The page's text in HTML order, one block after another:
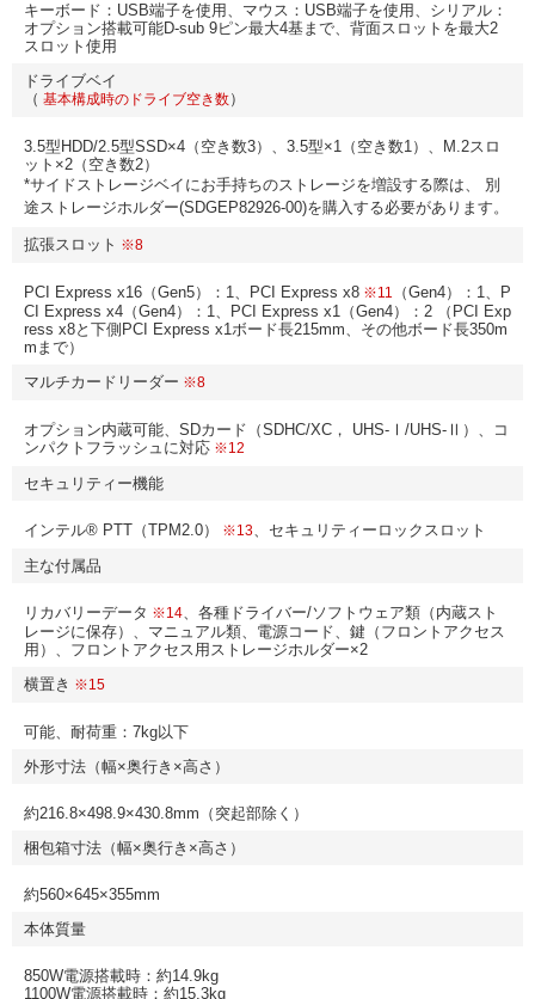
キーボード：USB端子を使用、マウス：USB端子を使用、シリアル：
オプション搭載可能D-sub 9ピン最大4基まで、背面スロットを最大2
スロット使用
ドライブベイ
（ 基本構成時のドライブ空き数）
3.5型HDD/2.5型SSD×4（空き数3）、3.5型×1（空き数1）、M.2スロ
ット×2（空き数2）
*サイドストレージベイにお手持ちのストレージを増設する際は、 別
途ストレージホルダー(SDGEP82926-00)を購入する必要があります。
拡張スロット ※8
PCI Express x16（Gen5）：1、PCI Express x8 ※11
（Gen4）：1、P
CI Express x4（Gen4）：1、PCI Express x1（Gen4）：2 （PCI Exp
ress x8と下側PCI Express x1ボード長215mm、その他ボード長350m
mまで）
マルチカードリーダー ※8
オプション内蔵可能、SDカード（SDHC/XC， UHS-Ⅰ/UHS-Ⅱ）、コ
ンパクトフラッシュに対応 ※12
セキュリティー機能
インテル® PTT（TPM2.0） ※13、セキュリティーロックスロット
主な付属品
リカバリーデータ ※14、各種ドライバー/ソフトウェア類（内蔵スト
レージに保存）、マニュアル類、電源コード、鍵（フロントアクセス
用）、フロントアクセス用ストレージホルダー×2
横置き ※15
可能、耐荷重：7kg以下
外形寸法（幅×奥行き×高さ）
約216.8×498.9×430.8mm（突起部除く）
梱包箱寸法（幅×奥行き×高さ）
約560×645×355mm
本体質量
850W電源搭載時：約14.9kg
1100W電源搭載時：約15.3kg